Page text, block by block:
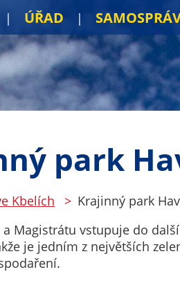
ÚŘAD
park
Kbelích
Krajinný park
Magistrátu vstupuje do
je jedním z největších